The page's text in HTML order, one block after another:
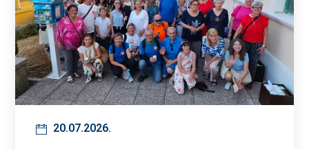
20.07.2026.